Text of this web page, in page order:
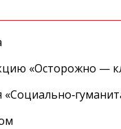
«Осторожно —